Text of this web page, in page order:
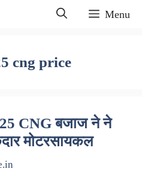
Menu
cng price
CNG बजाज ने ने
मोटरसायकल